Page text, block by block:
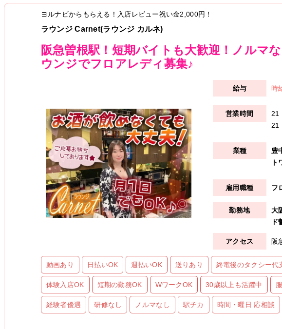
ヨルナビからもらえる！入店レビュー祝い金2,000円 ！
ラウンジ Carnet(ラウンジ カルネ)
阪急曽根駅！短期バイトも大歓迎！ノルマ
ウンジでフロアレディ募集♪
時
21
21
豊
フ
大
ド
阪
動画あり 日払いOK 週払いOK 送りあり 終電後のタクシー代
体験入店OK 短期の勤務OK WワークOK 30歳以上も活躍中
経験者優遇 研修なし ノルマなし 駅チカ 時間・曜日 応相談